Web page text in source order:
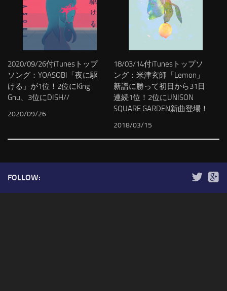
2020/09/26付iTunesトップ
ソング：YOASOBI「夜に駆
ける」が1位！2位にKing
Gnu、3位にDISH//
2020/09/26
18/03/14付iTunesトップソ
ング：米津玄師「Lemon」
新譜に勝って初日から31日
連続1位！2位にUNISON
SQUARE GARDEN新曲登場！
2018/03/15
FOLLOW: